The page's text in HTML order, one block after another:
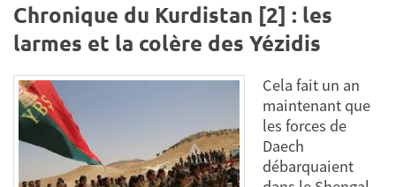
Chronique du Kurdistan [2] : les
larmes et la colère des Yézidis
Cela fait un an
maintenant que
les forces de
Daech
débarquaient